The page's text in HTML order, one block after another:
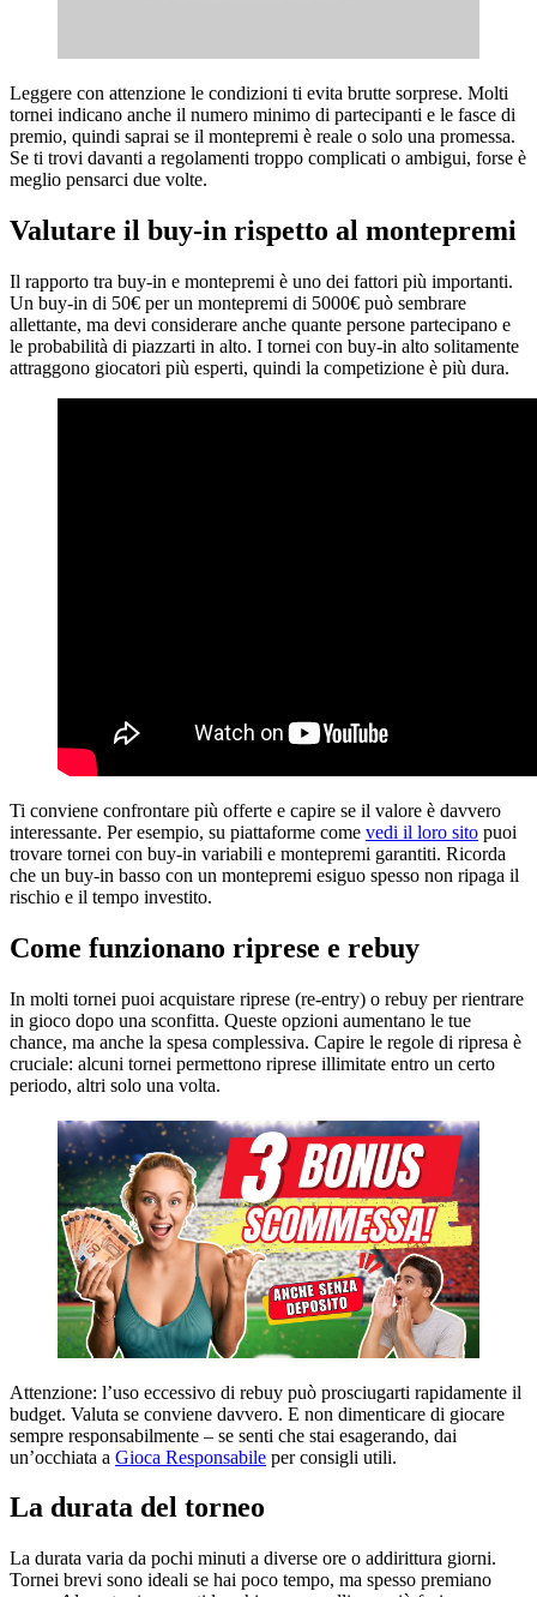
Leggere con attenzione le condizioni ti evita brutte sorprese. Molti
tornei indicano anche il numero minimo di partecipanti e le fasce di
premio, quindi saprai se il montepremi è reale o solo una promessa.
Se ti trovi davanti a regolamenti troppo complicati o ambigui, forse è
meglio pensarci due volte.
Valutare il buy-in rispetto al montepremi
Il rapporto tra buy-in e montepremi è uno dei fattori più importanti.
Un buy-in di 50€ per un montepremi di 5000€ può sembrare
allettante, ma devi considerare anche quante persone partecipano e
le probabilità di piazzarti in alto. I tornei con buy-in alto solitamente
attraggono giocatori più esperti, quindi la competizione è più dura.
Ti conviene confrontare più offerte e capire se il valore è davvero
interessante. Per esempio, su piattaforme come vedi il loro sito puoi
trovare tornei con buy-in variabili e montepremi garantiti. Ricorda
che un buy-in basso con un montepremi esiguo spesso non ripaga il
rischio e il tempo investito.
Come funzionano riprese e rebuy
In molti tornei puoi acquistare riprese (re-entry) o rebuy per rientrare
in gioco dopo una sconfitta. Queste opzioni aumentano le tue
chance, ma anche la spesa complessiva. Capire le regole di ripresa è
cruciale: alcuni tornei permettono riprese illimitate entro un certo
periodo, altri solo una volta.
Attenzione: l’uso eccessivo di rebuy può prosciugarti rapidamente il
budget. Valuta se conviene davvero. E non dimenticare di giocare
sempre responsabilmente – se senti che stai esagerando, dai
un’occhiata a Gioca Responsabile per consigli utili.
La durata del torneo
La durata varia da pochi minuti a diverse ore o addirittura giorni.
Tornei brevi sono ideali se hai poco tempo, ma spesso premiano